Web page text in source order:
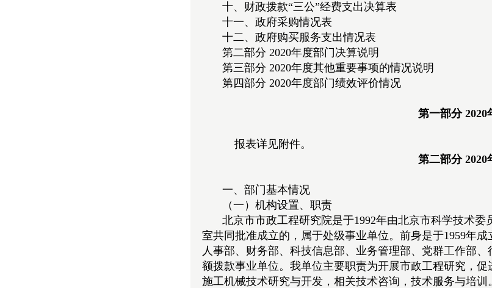
十、财政拨款“三公”经费支出决算表
十一、政府采购情况表
十二、政府购买服务支出情况表
第二部分 2020年度部门决算说明
第三部分 2020年度其他重要事项的情况说明
第四部分 2020年度部门绩效评价情况
第一部分
报表详见附件。
第二部分 2020
一、部门基本情况
（一）机构设置、职责
北京市市政工程研究院是于1992年由北京市科学技术
室共同批准成立的，属于处级事业单位。前身是于1959年
人事部、财务部、科技信息部、业务管理部、党群工作部
额拨款事业单位。我单位主要职责为开展市政工程研究，
施工机械技术研究与开发，相关技术咨询，技术服务与培